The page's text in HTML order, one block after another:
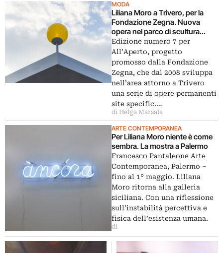
MODA
Liliana Moro a Trivero, per la
Fondazione Zegna. Nuova
opera nel parco di scultura
All’Aperto: un’installazione a
misura di turisti e cittadini
Edizione numero 7 per
All’Aperto, progetto
promosso dalla Fondazione
Zegna, che dal 2008 sviluppa
nell’area attorno a Trivero
una serie di opere permanenti
site specific.…
di Helga Marsala
ARTE CONTEMPORANEA
Per Liliana Moro niente è come
sembra. La mostra a Palermo
Francesco Pantaleone Arte
Contemporanea, Palermo –
fino al 1° maggio. Liliana
Moro ritorna alla galleria
siciliana. Con una riflessione
sull’instabilità percettiva e
fisica dell’esistenza umana.
di